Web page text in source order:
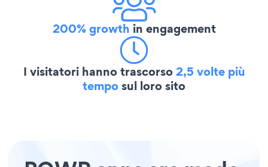
200% growth in engagement
I visitatori hanno trascorso2,5 volte più
temposul loro sito